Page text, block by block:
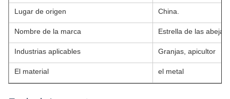
Lugar de origen China.
Nombre de la marca Estrella de las abejas
Industrias aplicables Granjas, apicultor
El material el metal